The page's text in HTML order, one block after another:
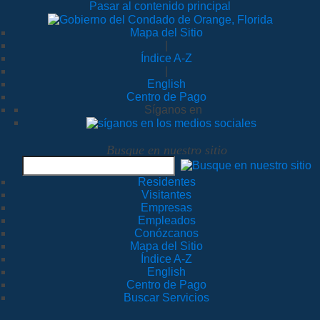
Pasar al contenido principal
Mapa del Sitio
Índice A-Z
English
Centro de Pago
Síganos en
Busque en nuestro sitio
Residentes
Visitantes
Empresas
Empleados
Conózcanos
Mapa del Sitio
Índice A-Z
English
Centro de Pago
Buscar Servicios